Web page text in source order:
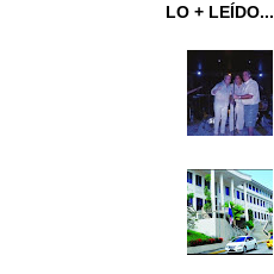
LO + LEÍDO...